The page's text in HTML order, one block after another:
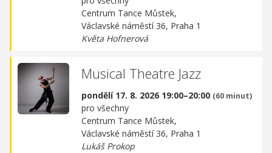
Centrum Tance Můstek,
Václavské náměstí 36, Praha 1
Květa Hofnerová
Musical Theatre Jazz
pondělí 17. 8. 2026 19:00–20:00 (60 minut)
pro všechny
Centrum Tance Můstek,
Václavské náměstí 36, Praha 1
Lukáš Prokop